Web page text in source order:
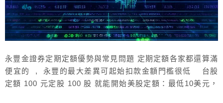
永豐金證券定期定額優勢與常見問題 定期定額各家都還算滿
便宜的 , 永豐的最大差異可起始扣款金額門檻很低 台股
定額 100 元定股 100 股 就能開始美股定額：最低10美元，